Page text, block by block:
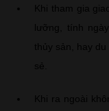
Khi tham gia
lưỡng, tính
thủy sản, hay
sẻ.
Khi ra ngoài